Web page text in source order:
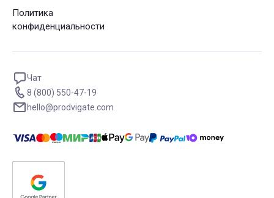
Политика
конфиденциальности
Чат
8 (800) 550-47-19
hello@prodvigate.com